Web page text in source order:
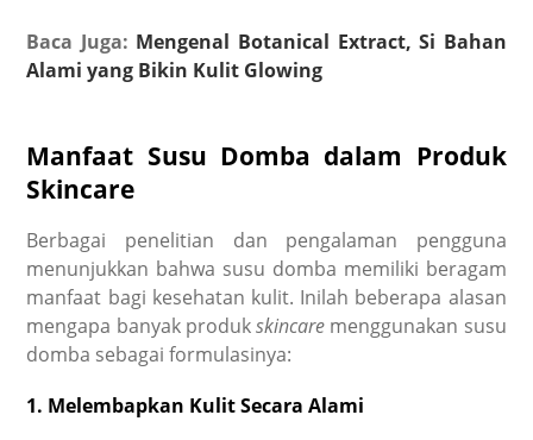
Baca Juga: Mengenal Botanical Extract, Si Bahan
Alami yang Bikin Kulit Glowing
Manfaat Susu Domba dalam Produk
Skincare
Berbagai penelitian dan pengalaman pengguna
menunjukkan bahwa susu domba memiliki beragam
manfaat bagi kesehatan kulit. Inilah beberapa alasan
mengapa banyak produkskincare menggunakan susu
domba sebagai formulasinya:
1. Melembapkan Kulit Secara Alami